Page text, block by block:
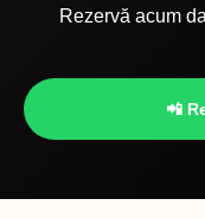
Rezervă acum
📲